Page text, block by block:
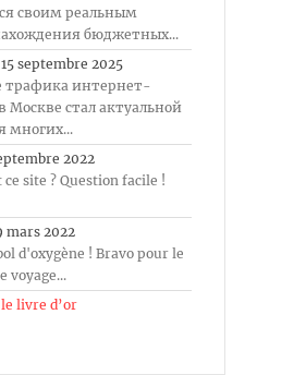
своим реальным
бюджетных...
15 septembre 2025
трафика интернет-
Москве стал актуальной
многих...
2022
ce site ? Question facile !
mars 2022
d'oxygène ! Bravo pour le
voyage...
livre d’or